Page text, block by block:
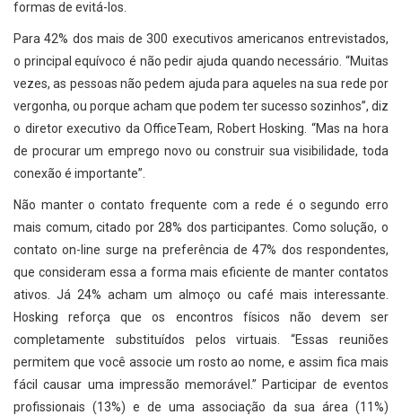
formas de evitá-los.
Para 42% dos mais de 300 executivos americanos entrevistados,
o principal equívoco é não pedir ajuda quando necessário. “Muitas
vezes, as pessoas não pedem ajuda para aqueles na sua rede por
vergonha, ou porque acham que podem ter sucesso sozinhos”, diz
o diretor executivo da OfficeTeam, Robert Hosking. “Mas na hora
de procurar um emprego novo ou construir sua visibilidade, toda
conexão é importante”.
Não manter o contato frequente com a rede é o segundo erro
mais comum, citado por 28% dos participantes. Como solução, o
contato on-line surge na preferência de 47% dos respondentes,
que consideram essa a forma mais eficiente de manter contatos
ativos. Já 24% acham um almoço ou café mais interessante.
Hosking reforça que os encontros físicos não devem ser
completamente substituídos pelos virtuais. “Essas reuniões
permitem que você associe um rosto ao nome, e assim fica mais
fácil causar uma impressão memorável.” Participar de eventos
profissionais (13%) e de uma associação da sua área (11%)